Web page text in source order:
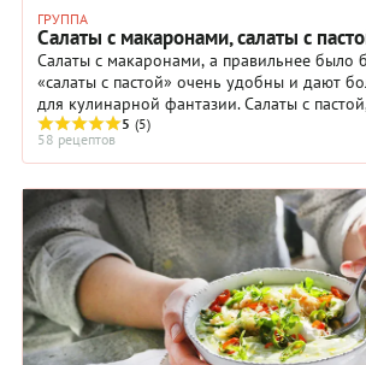
ГРУППА
Салаты с макаронами, салаты с
Салаты с макаронами, а правильнее было
«салаты с пастой» очень удобны и дают
для кулинарной фантазии. Салаты с пастой, сытные и
вкусные, легко становятся самостоятельной
5 (5)
58 рецептов